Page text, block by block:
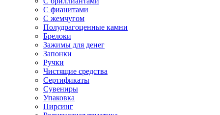
С фианитами
С жемчугом
Полудрагоценные камни
Брелоки
Зажимы для денег
Запонки
Ручки
Чистящие средства
Сертификаты
Сувениры
Упаковка
Пирсинг